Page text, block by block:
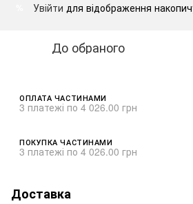
Увійти для відображення
До обраного
ОПЛАТА ЧАСТИНАМИ
3 платежі по 4 026.00 грн
ПОКУПКА ЧАСТИНАМИ
3 платежі по 4 026.00 грн
Доставка